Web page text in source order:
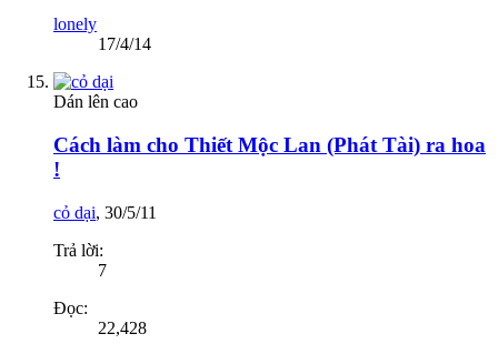
lonely
17/4/14
Dán lên cao
Cách làm cho Thiết Mộc Lan (Phát Tài) ra hoa
!
cỏ dại, 30/5/11
Trả lời:
7
Đọc:
22,428